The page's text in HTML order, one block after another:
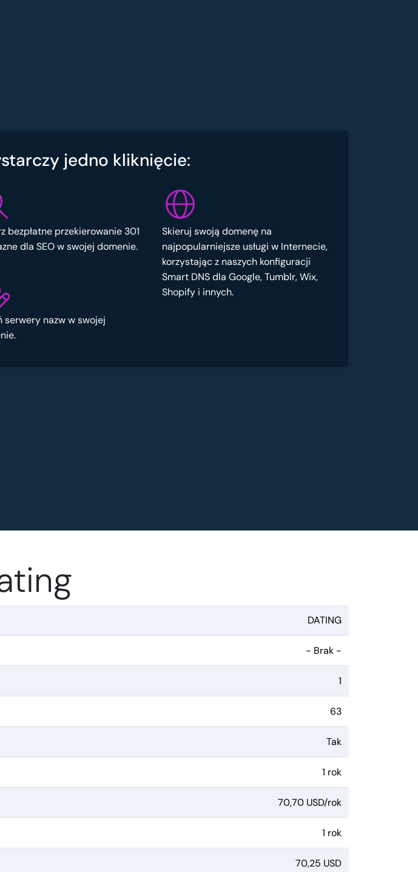
jedno kliknięcie:
bezpłatne przekierowanie 301
dla SEO w swojej domenie.
serwery nazw w swojej
Skieruj swoją domenę na
najpopularniejsze usługi w Internecie,
korzystając z naszych konfiguracji
Smart DNS dla Google, Tumblr, Wix,
Shopify i innych.
DATING
- Brak -
1
63
Tak
1 rok
70,70 USD/rok
1 rok
70,25 USD